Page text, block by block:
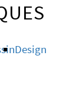
Design